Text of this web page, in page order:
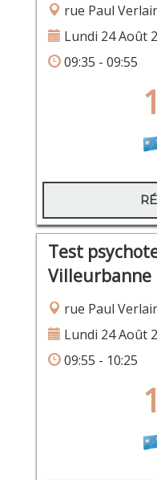
rue Paul
Lundi 24 Août
09:35 - 09:55
Test
Villeurbanne
rue Paul
Lundi 24 Août
09:55 - 10:25